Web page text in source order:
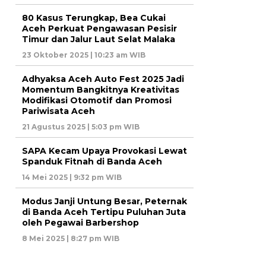
80 Kasus Terungkap, Bea Cukai
Aceh Perkuat Pengawasan Pesisir
Timur dan Jalur Laut Selat Malaka
23 Oktober 2025 | 10:23 am WIB
Adhyaksa Aceh Auto Fest 2025 Jadi
Momentum Bangkitnya Kreativitas
Modifikasi Otomotif dan Promosi
Pariwisata Aceh
21 Agustus 2025 | 5:03 pm WIB
SAPA Kecam Upaya Provokasi Lewat
Spanduk Fitnah di Banda Aceh
14 Mei 2025 | 9:32 pm WIB
Modus Janji Untung Besar, Peternak
di Banda Aceh Tertipu Puluhan Juta
oleh Pegawai Barbershop
8 Mei 2025 | 8:27 pm WIB